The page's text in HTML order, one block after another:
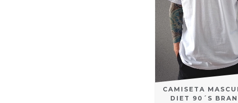
CAMISETA
DIET 90´S